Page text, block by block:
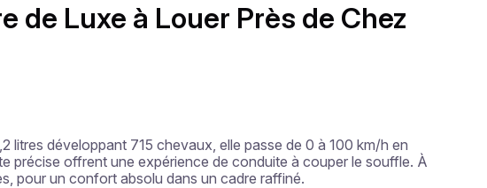
de Luxe à Louer Près de Chez
litres développant 715 chevaux, elle passe de 0 à 100 km/h en
précise offrent une expérience de conduite à couper le souffle. À
pour un confort absolu dans un cadre raffiné.